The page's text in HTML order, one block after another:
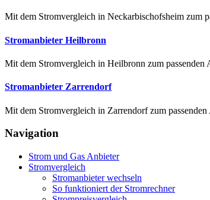
Mit dem Stromvergleich in Neckarbischofsheim zum
Stromanbieter Heilbronn
Mit dem Stromvergleich in Heilbronn zum
Stromanbieter Zarrendorf
Mit dem Stromvergleich in Zarrendorf zum
Navigation
Strom und Gas Anbieter
Stromvergleich
Stromanbieter wechseln
So funktioniert der Stromrechner